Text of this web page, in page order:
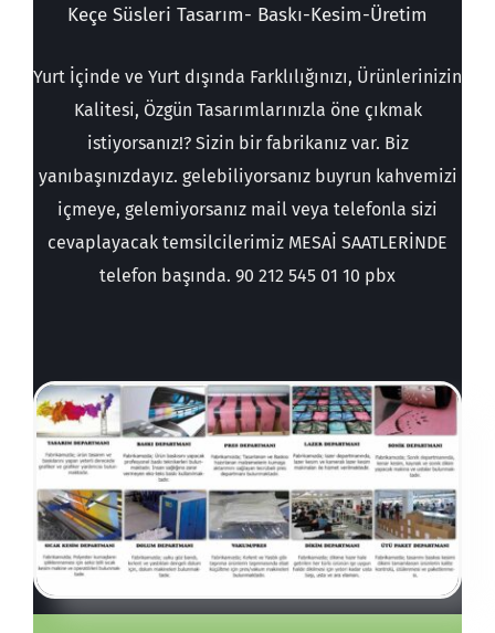
Keçe Süsleri Tasarım- Baskı-Kesim-Üretim
Yurt İçinde ve Yurt dışında Farklılığınızı, Ürünlerinizin
Kalitesi, Özgün Tasarımlarınızla öne çıkmak
istiyorsanız!? Sizin bir fabrikanız var. Biz
yanıbaşınızdayız. gelebiliyorsanız buyrun kahvemizi
içmeye, gelemiyorsanız mail veya telefonla sizi
cevaplayacak temsilcilerimiz MESAİ SAATLERİNDE
telefon başında. 90 212 545 01 10 pbx